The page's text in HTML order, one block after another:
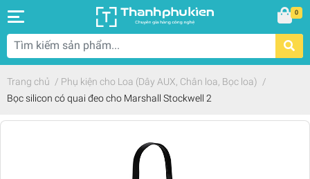
0
Trang chủ / Phụ kiện cho Loa (Dây AUX, Chân loa, Bọc loa) /
Bọc silicon có quai đeo cho Marshall Stockwell 2